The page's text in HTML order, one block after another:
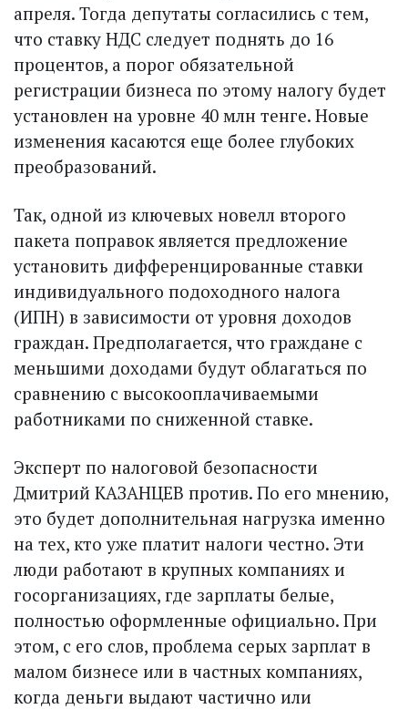
апреля. Тогда депутаты согласились с тем,
что ставку НДС следует поднять до 16
процентов, а порог обязательной
регистрации бизнеса по этому налогу будет
установлен на уровне 40 млн тенге. Новые
изменения касаются еще более глубоких
преобразований.
Так, одной из ключевых новелл второго
пакета поправок является предложение
установить дифференцированные ставки
индивидуального подоходного налога
(ИПН) в зависимости от уровня доходов
граждан. Предполагается, что граждане с
меньшими доходами будут облагаться по
сравнению с высоко­оплачиваемыми
работниками по сниженной ставке.
Эксперт по налоговой безопасности
Дмитрий КАЗАНЦЕВ против. По его мнению,
это будет дополнительная нагрузка именно
на тех, кто уже платит налоги честно. Эти
люди работают в крупных компаниях и
госорганизациях, где зарплаты белые,
полностью оформленные официально. При
этом, с его слов, проблема серых зарплат в
малом бизнесе или в частных компаниях,
когда деньги выдают частично или